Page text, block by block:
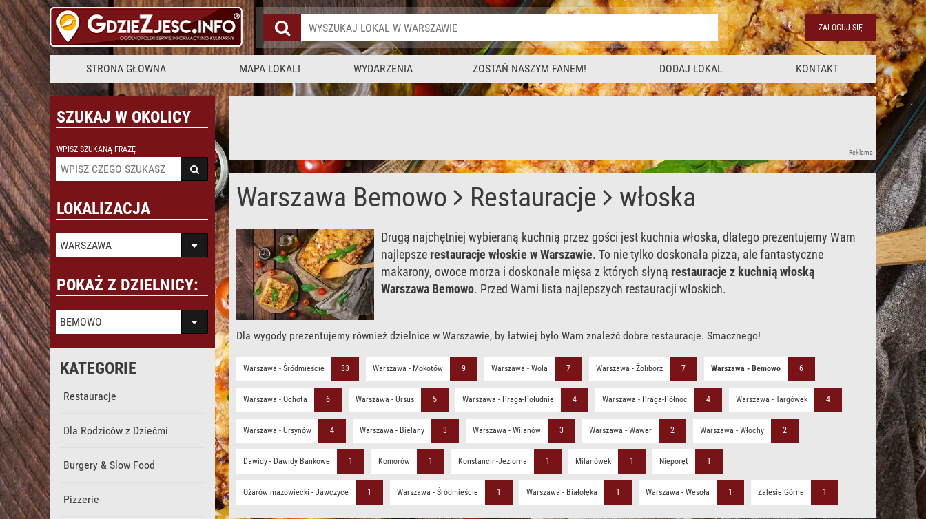
ZALOGUJ SIĘ
STRONA GŁOWNA MAPA LOKALI WYDARZENIA ZOSTAŃ NASZYM FANEM! DODAJ LOKAL KONTAKT
SZUKAJ W OKOLICY
WPISZ SZUKANĄ FRAZĘ
LOKALIZACJA
WARSZAWA
POKAŻ Z DZIELNICY:
BEMOWO
KATEGORIE
Restauracje
Dla Rodziców z Dziećmi
Burgery & Slow Food
Pizzerie
Reklama
Warszawa Bemowo Restauracje włoska
Drugą najchętniej wybieraną kuchnią przez gości jest kuchnia włoska, dlatego prezentujemy Wam
najlepsze restauracje włoskie w Warszawie. To nie tylko doskonała pizza, ale fantastyczne
makarony, owoce morza i doskonałe mięsa z których słyną restauracje z kuchnią włoską
Warszawa Bemowo. Przed Wami lista najlepszych restauracji włoskich.
Dla wygody prezentujemy również dzielnice w Warszawie, by łatwiej było Wam znaleźć dobre restauracje. Smacznego!
Warszawa - Śródmieście 33 Warszawa - Mokotów 9 Warszawa - Wola 7 Warszawa - Żoliborz 7 Warszawa - Bemowo 6
Warszawa - Ochota 6 Warszawa - Ursus 5 Warszawa - Praga-Południe 4 Warszawa - Praga-Północ 4 Warszawa - Targówek 4
Warszawa - Ursynów 4 Warszawa - Bielany 3 Warszawa - Wilanów 3 Warszawa - Wawer 2 Warszawa - Włochy 2
Dawidy - Dawidy Bankowe 1 Komorów 1 Konstancin-Jeziorna 1 Milanówek 1 Nieporęt 1
Ożarów mazowiecki - Jawczyce 1 Warszawa - Śródmieście 1 Warszawa - Białołęka 1 Warszawa - Wesoła 1 Zalesie Górne 1